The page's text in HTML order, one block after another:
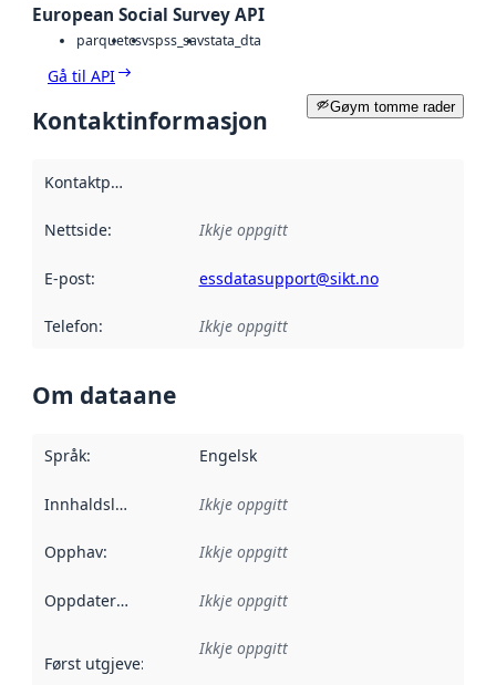
European Social Survey API
parquetcsvspss_savstata_dta
Gå til API
Gøym tomme rader
Kontaktinformasjon
Kontaktpunkt
Nettside: Ikkje oppgitt
E-post: essdatasupport@sikt.no
Telefon: Ikkje oppgitt
Om dataane
Språk: Engelsk
Innhaldsleverandørar :
Ikkje oppgitt
Opphav: Ikkje oppgitt
Oppdateringsfrekvens :
Ikkje oppgitt
Først utgjeve: Denne datoen seier når dataa i dette
Ikkje oppgitt